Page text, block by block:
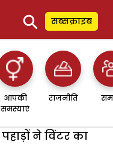
⚲ सब्सक्राइब
आपकी
समस्याएं
राजनीति
ने विंटर का